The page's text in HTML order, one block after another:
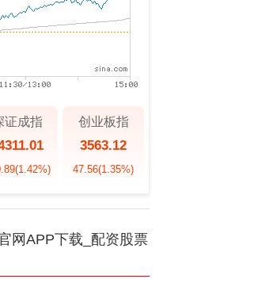
证成指
(1.42%)
创业板指
3563.12
47.56(1.35%)
网APP下载_配资股票